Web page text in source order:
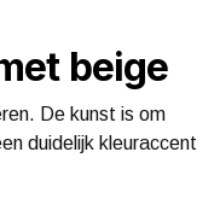
beige
De kunst is om
duidelijk kleuraccent